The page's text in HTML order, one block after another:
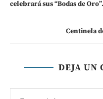
celebrará sus “Bodas de Oro”.
Centinela
DEJA UN